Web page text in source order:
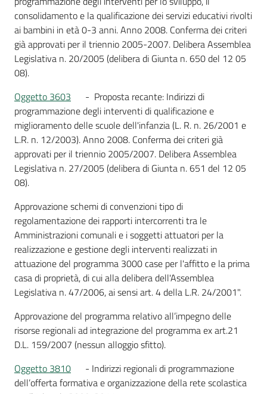
consolidamento e la qualificazione dei servizi educativi rivolti
ai bambini in età 0-3 anni. Anno 2008. Conferma dei criteri
già approvati per il triennio 2005-2007. Delibera Assemblea
Legislativa n. 20/2005 (delibera di Giunta n. 650 del 12 05
08).
Oggetto 3603
- Proposta recante: Indirizzi di
programmazione degli interventi di qualificazione e
miglioramento delle scuole dell'infanzia (L. R. n. 26/2001 e
L.R. n. 12/2003). Anno 2008. Conferma dei criteri già
approvati per il triennio 2005/2007. Delibera Assemblea
Legislativa n. 27/2005 (delibera di Giunta n. 651 del 12 05
08).
Approvazione schemi di convenzioni tipo di
regolamentazione dei rapporti intercorrenti tra le
Amministrazioni comunali e i soggetti attuatori per la
realizzazione e gestione degli interventi realizzati in
attuazione del programma 3000 case per l'affitto e la prima
casa di proprietà, di cui alla delibera dell'Assemblea
Legislativa n. 47/2006, ai sensi art. 4 della L.R. 24/2001".
Approvazione del programma relativo all’impegno delle
risorse regionali ad integrazione del programma ex art.21
D.L. 159/2007 (nessun alloggio sfitto).
Oggetto 3810
- Indirizzi regionali di programmazione
dell’offerta formativa e organizzazione della rete scolastica